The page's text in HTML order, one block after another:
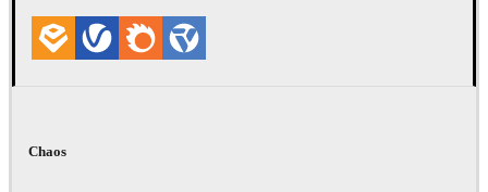
Chaos